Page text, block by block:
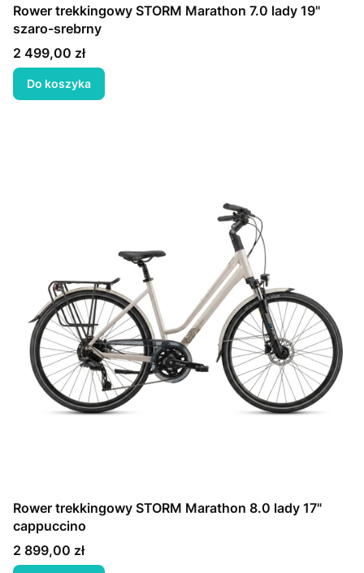
Rower trekkingowy STORM Marathon 7.0 lady 19"
szaro-srebrny
Cena
2 499,00 zł
Do koszyka
Rower trekkingowy STORM Marathon 8.0 lady 17"
cappuccino
Cena
2 899,00 zł